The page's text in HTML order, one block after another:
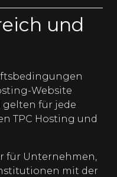
und
Website
gelten für jede
TPC Hosting und
für Unternehmen,
mit der